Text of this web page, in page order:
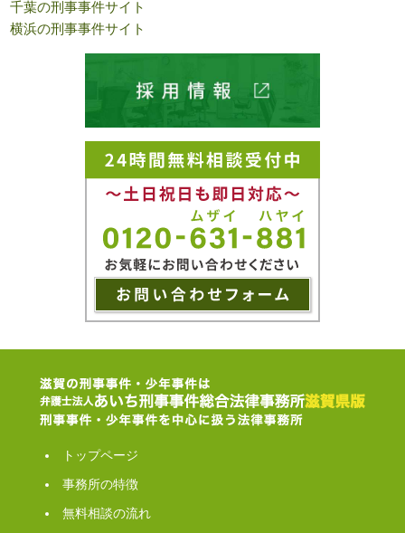
千葉の刑事事件サイト
横浜の刑事事件サイト
トップページ
事務所の特徴
無料相談の流れ